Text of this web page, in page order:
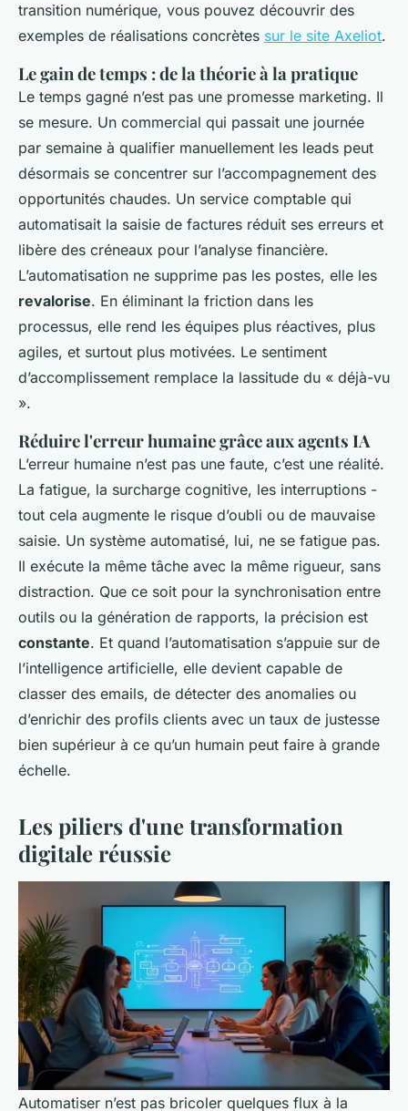
transition numérique, vous pouvez découvrir des
exemples de réalisations concrètes sur le site Axeliot.
Le gain de temps : de la théorie à la pratique
Le temps gagné n’est pas une promesse marketing. Il
se mesure. Un commercial qui passait une journée
par semaine à qualifier manuellement les leads peut
désormais se concentrer sur l’accompagnement des
opportunités chaudes. Un service comptable qui
automatisait la saisie de factures réduit ses erreurs et
libère des créneaux pour l’analyse financière.
L’automatisation ne supprime pas les postes, elle les
revalorise. En éliminant la friction dans les
processus, elle rend les équipes plus réactives, plus
agiles, et surtout plus motivées. Le sentiment
d’accomplissement remplace la lassitude du « déjà-vu
».
Réduire l'erreur humaine grâce aux agents IA
L’erreur humaine n’est pas une faute, c’est une réalité.
La fatigue, la surcharge cognitive, les interruptions -
tout cela augmente le risque d’oubli ou de mauvaise
saisie. Un système automatisé, lui, ne se fatigue pas.
Il exécute la même tâche avec la même rigueur, sans
distraction. Que ce soit pour la synchronisation entre
outils ou la génération de rapports, la précision est
constante. Et quand l’automatisation s’appuie sur de
l’intelligence artificielle, elle devient capable de
classer des emails, de détecter des anomalies ou
d’enrichir des profils clients avec un taux de justesse
bien supérieur à ce qu’un humain peut faire à grande
échelle.
Les piliers d'une transformation
digitale réussie
Automatiser n’est pas bricoler quelques flux à la